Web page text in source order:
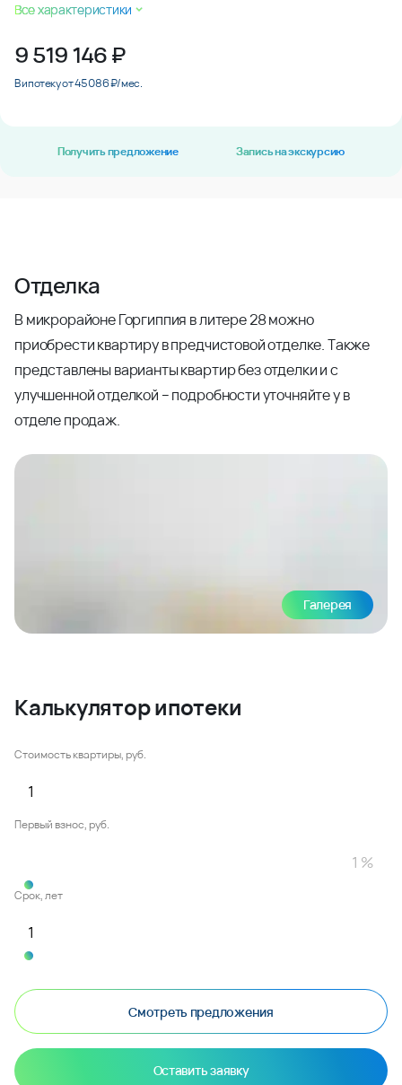
Все характеристики
9 519 146₽
В ипотеку от 45 086 ₽/мес.
Получить предложение Запись на экскурсию
Отделка
В микрорайоне Горгиппия в литере 28 можно
приобрести квартиру в предчистовой отделке. Также
представлены варианты квартир без отделки и с
улучшенной отделкой – подробности уточняйте у в
отделе продаж.
Галерея
Калькулятор ипотеки
Стоимость квартиры, руб.
Первый взнос, руб.
Срок, лет
Смотреть предложения
Оставить заявку